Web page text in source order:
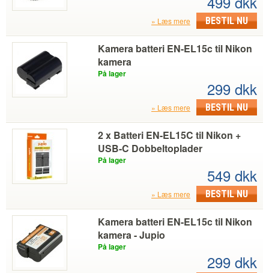
BESTIL NU
Læs mere
Kamera batteri EN-EL15c til Nikon
kamera
På lager
299 dkk
BESTIL NU
Læs mere
2 x Batteri EN-EL15C til Nikon +
USB-C Dobbeltoplader
På lager
549 dkk
BESTIL NU
Læs mere
Kamera batteri EN-EL15c til Nikon
kamera - Jupio
På lager
299 dkk